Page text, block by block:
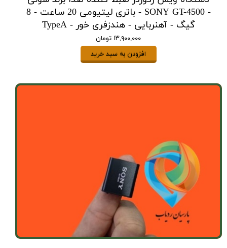
- SONY GT-4500 - باتری لیتیومی 20 ساعت - 8
گیگ - آهنربایی - هندزفری خور - TypeA
۱۳,۹۰۰,۰۰۰ تومان
افزودن به سبد خرید